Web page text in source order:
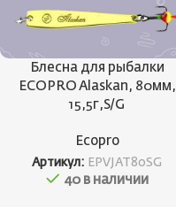
Блесна для рыбалки
ECOPRO Alaskan, 80мм,
15,5г,S/G
Ecopro
Артикул: EPVJAT80SG
40 в наличии